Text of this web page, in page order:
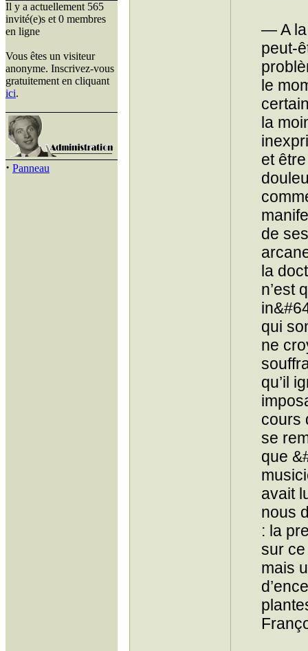
Il y a actuellement 565
invité(e)s et 0 membres
en ligne
Vous êtes un visiteur
anonyme. Inscrivez-vous
gratuitement en cliquant
ici.
· Panneau
— A la
peut-
le
la
et
de
la
n’est
qui
ne
qu’il
cours
se
que
avait
nous
: la
sur ce
mais